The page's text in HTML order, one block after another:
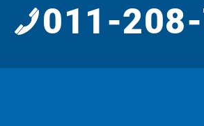
011-